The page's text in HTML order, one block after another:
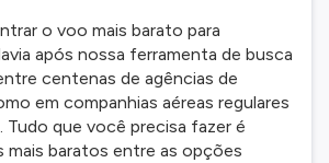
o voo mais barato para
após nossa ferramenta de busca
centenas de agências de
em companhias aéreas regulares
Tudo que você precisa fazer é
mais baratos entre as opções